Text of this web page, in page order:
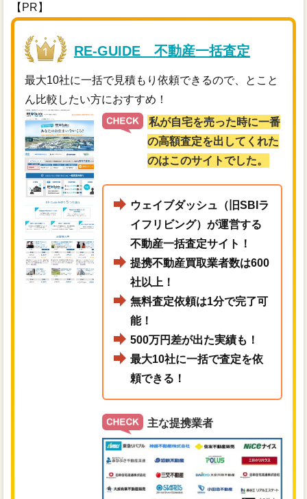
【PR】
RE-GUIDE 不動産一括査定
最大10社に一括で見積もり依頼できるので、とこと
ん比較したい方におすすめ！
私が自宅を売った時に一番
の高額査定を出してくれた
のはこのサイトでした。
ウェイブダッシュ（旧SBIラ
イフリビング）が運営する
不動産一括査定サイト！
提携不動産買取業者数は600
社以上！
無料査定依頼は1分で完了可
能！
500万円差が出た実績も！
最大10社に一括で査定を依
頼できる！
主な提携業者